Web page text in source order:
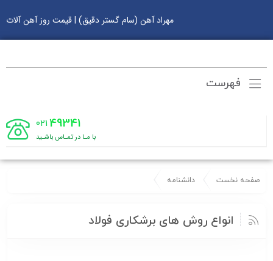
مهراد آهن (سام گستر دقیق) | قیمت روز آهن آلات
فهرست
49341
021
با مـا در تمـاس باشـید
صفحه نخست دانشنامه
انواع روش های برشکاری فولاد